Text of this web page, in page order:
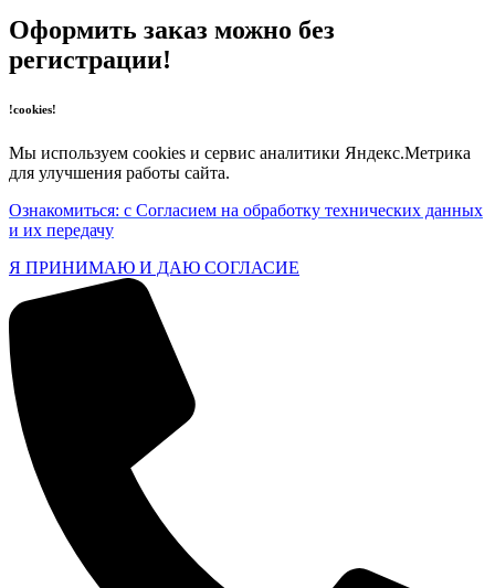
Оформить заказ можно без
регистрации!
!cookies!
Мы используем cookies и сервис аналитики Яндекс.Метрика
для улучшения работы сайта.
Ознакомиться: с Согласием на обработку технических данных
и их передачу
Я ПРИНИМАЮ И ДАЮ СОГЛАСИЕ